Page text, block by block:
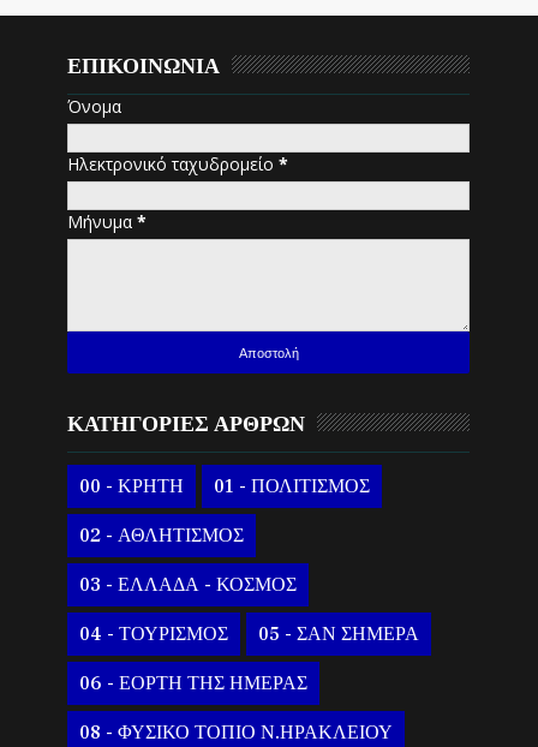
ΕΠΙΚΟΙΝΩΝΙΑ
Όνομα
Ηλεκτρονικό ταχυδρομείο*
Μήνυμα*
ΚΑΤΗΓΟΡΙΕΣ ΑΡΘΡΩΝ
00 - ΚΡΗΤΗ 01 - ΠΟΛΙΤΙΣΜΟΣ
02 - ΑΘΛΗΤΙΣΜΟΣ
03 - ΕΛΛΑΔΑ - ΚΟΣΜΟΣ
04 - ΤΟΥΡΙΣΜΟΣ 05 - ΣΑΝ ΣΗΜΕΡΑ
06 - ΕΟΡΤΗ ΤΗΣ ΗΜΕΡΑΣ
08 - ΦΥΣΙΚΟ ΤΟΠΙΟ Ν.ΗΡΑΚΛΕΙΟΥ